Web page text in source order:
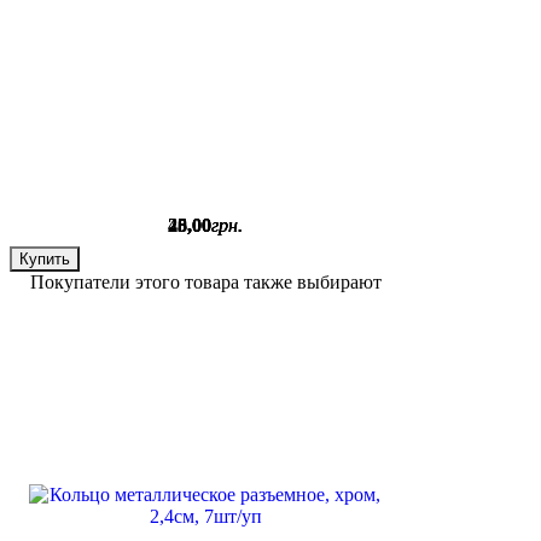
28,00грн.
Купить
20,00грн.
Купить
25,00грн.
Купить
45,00грн.
Купить
Покупатели этого товара также выбирают